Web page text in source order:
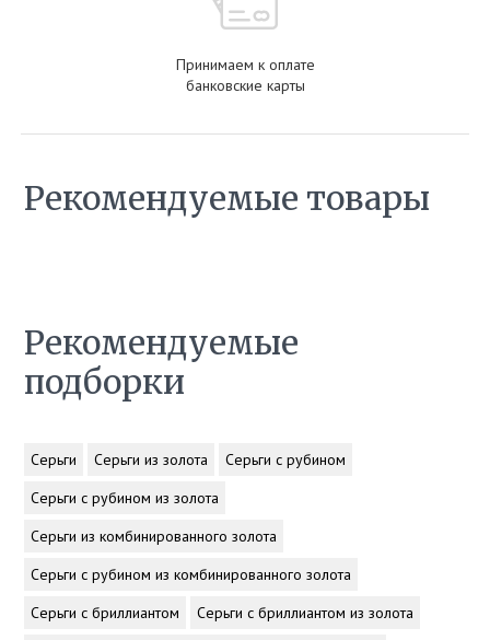
Принимаем к оплате
банковские карты
Рекомендуемые товары
Рекомендуемые
подборки
Серьги Серьги из золота
Серьги с рубином
Серьги с рубином из золота
Серьги из комбинированного золота
Серьги с рубином из комбинированного золота
Серьги с бриллиантом
Серьги с бриллиантом из золота